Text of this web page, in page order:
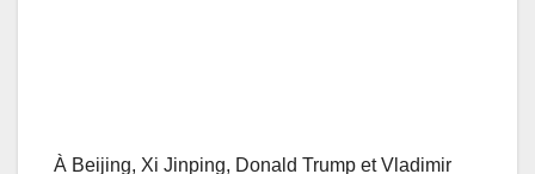
À Beijing, Xi Jinping, Donald Trump et Vladimir